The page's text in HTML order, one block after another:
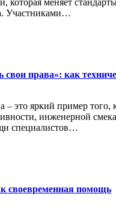
Участниками…
свои права»: как
– это яркий пример того,
инженерной
специалистов…
своевременная помощь